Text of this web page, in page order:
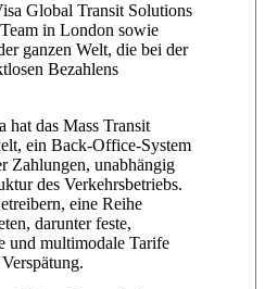
Global Transit Solutions
in London sowie
ganzen Welt, die bei der
Bezahlens
hat das Mass Transit
ein Back-Office-System
Zahlungen, unabhängig
des Verkehrsbetriebs.
eine Reihe
darunter feste,
und multimodale Tarife